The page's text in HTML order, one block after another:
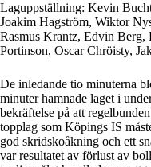
Laguppställning: Kevin
Joakim Hagström, Wiktor
Rasmus Krantz, Edvin Berg,
Portinson, Oscar Chröisty,
De inledande tio minuterna
minuter hamnade laget i
bekräftelse på att
topplag som Köpings IS
god skridskoåkning och ett
var resultatet av förlust av